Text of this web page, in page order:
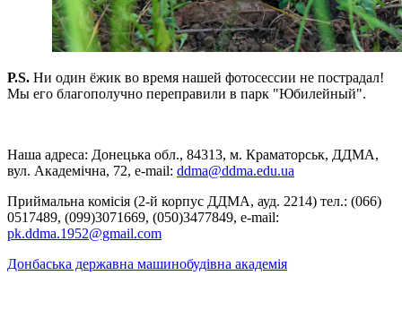
Р.S. Ни один ёжик во время нашей фотосессии не пострадал!
Мы его благополучно переправили в парк "Юбилейный".
Наша адреса: Донецька обл., 84313, м. Краматорськ, ДДМА,
вул. Академічна, 72, е-mail: ddma@ddma.edu.ua
Приймальна комісія (2-й корпус ДДМА, ауд. 2214) тел.: (066)
0517489, (099)3071669, (050)3477849, e-mail:
pk.ddma.1952@gmail.com
Донбаська державна машинобудівна академія